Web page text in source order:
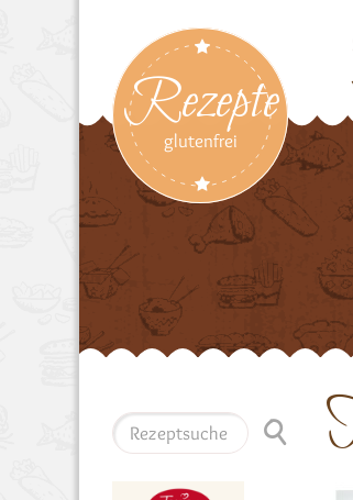
Rezepte
glutenfrei